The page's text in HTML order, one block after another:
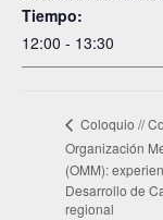
Tiempo:
12:00 - 13:30
Coloquio //
Organización
(OMM):
Desarrollo de
regional